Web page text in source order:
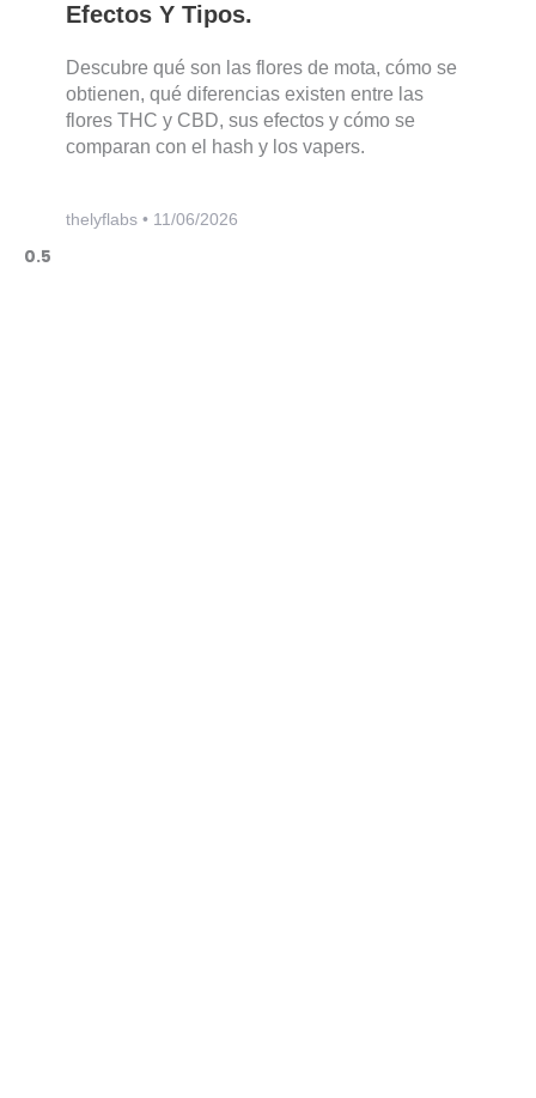
Efectos Y Tipos.
Descubre qué son las flores de mota, cómo se
obtienen, qué diferencias existen entre las
flores THC y CBD, sus efectos y cómo se
comparan con el hash y los vapers.
thelyflabs 11/06/2026